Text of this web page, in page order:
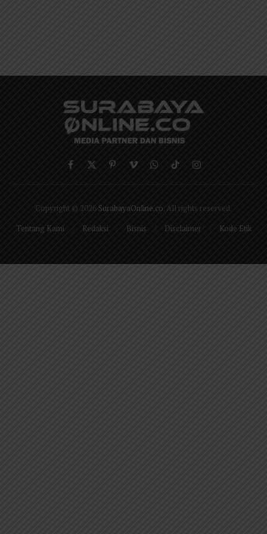
Facebook
X
PinterestVimeoWhatsApp
TikTokInstagram
Copyright © 2026 SurabayaOnline.co . All rights reserved.
Tentang Kami
Redaksi Bisnis Disclaimer Kode Etik